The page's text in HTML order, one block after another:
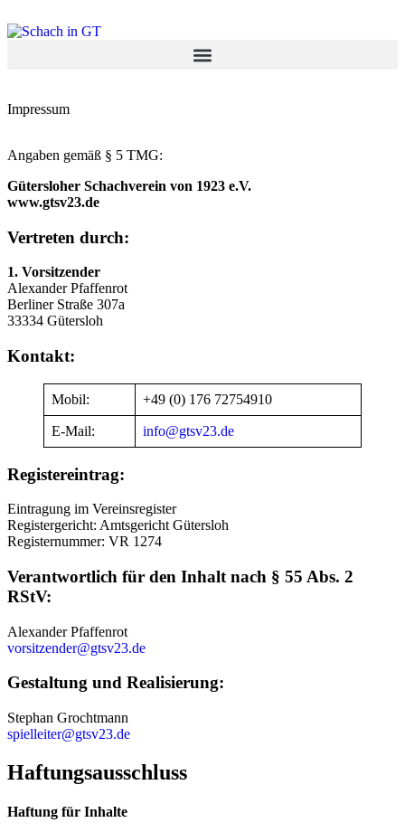
Impressum
Angaben gemäß § 5 TMG:
Gütersloher Schachverein von 1923 e.V.
www.gtsv23.de
Vertreten durch:
1. Vorsitzender
Alexander Pfaffenrot
Berliner Straße 307a
33334 Gütersloh
Kontakt:
Mobil: +49 (0) 176 72754910
E-Mail: info@gtsv23.de
Registereintrag:
Eintragung im Vereinsregister
Registergericht: Amtsgericht Gütersloh
Registernummer: VR 1274
Verantwortlich für den Inhalt nach § 55 Abs. 2
RStV:
Alexander Pfaffenrot
vorsitzender@gtsv23.de
Gestaltung und Realisierung:
Stephan Grochtmann
spielleiter@gtsv23.de
Haftungsausschluss
Haftung für Inhalte